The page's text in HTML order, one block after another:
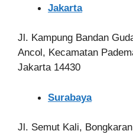
Jakarta
Jl. Kampung Bandan
Ancol, Kecamatan
Jakarta 14430
Surabaya
Jl. Semut Kali,